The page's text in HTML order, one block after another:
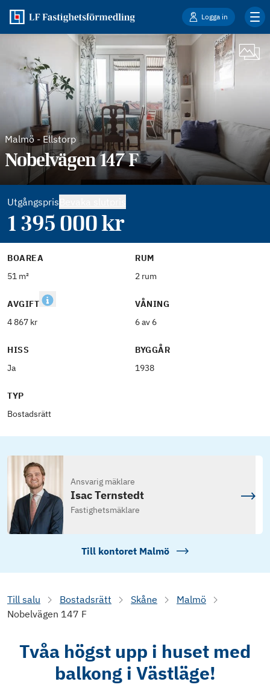
Logga in
Malmö-Ellstorp
Nobelvägen 147 F
Utgångspris
1 395 000kr
BOAREA
51 m²
RUM
2 rum
AVGIFT
4 867 kr
VÅNING
6 av 6
HISS
Ja
BYGGÅR
1938
TYP
Bostadsrätt
Ansvarig mäklare
Isac Ternstedt
Fastighetsmäklare
Till kontoret Malmö
Till salu Bostadsrätt Skåne
Malmö
Nobelvägen 147 F
Tvåa högst upp i huset med
balkong i Västläge!